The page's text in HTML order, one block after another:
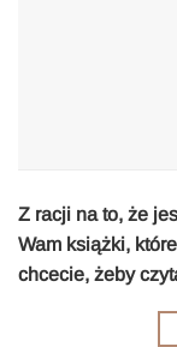
Z racji na to, że
Wam książki,
chcecie, żeby